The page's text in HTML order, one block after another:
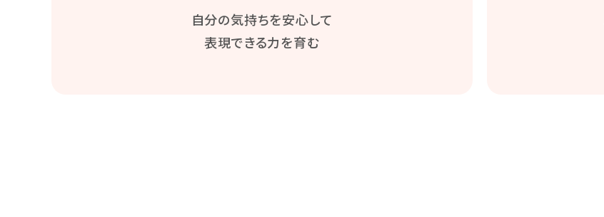
自分の気持ちを安心して
表現できる力を育む